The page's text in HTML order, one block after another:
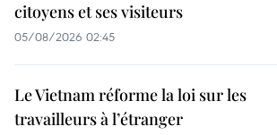
citoyens et ses visiteurs
05/08/2026 02:45
Le Vietnam réforme la loi sur les
travailleurs à l’étranger